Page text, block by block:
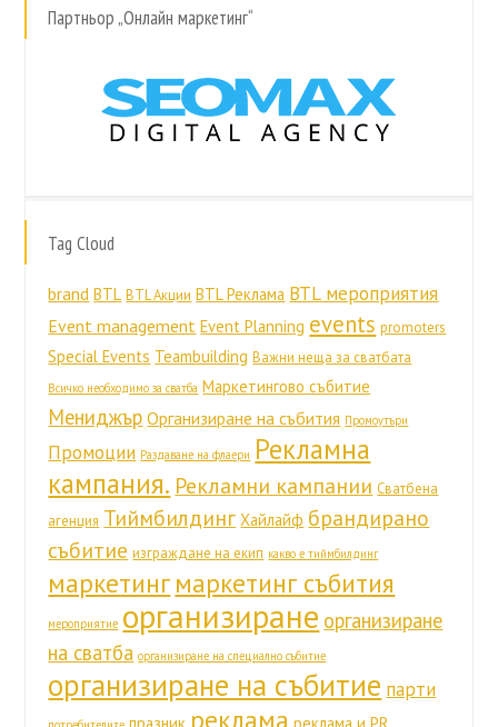
Партньор „Онлайн маркетинг“
Tag Cloud
brand BTL BTL Акции BTL Реклама BTL мероприятия
Event management Event Planning events promoters
Special Events Teambuilding Важни неща за сватбата
Всичко необходимо за сватба Маркетингово събитие
Мениджър Организиране на събития Промоутъри
Промоции Раздаване на флаери Рекламна
кампания. Рекламни кампании Сватбена
агенция Тиймбилдинг Хайлайф брандирано
събитие изграждане на екип какво е тиймбилдинг
маркетинг маркетинг събития
мероприятие организиране организиране
на сватба организиране на специално събитие
организиране на събитие парти
реклама